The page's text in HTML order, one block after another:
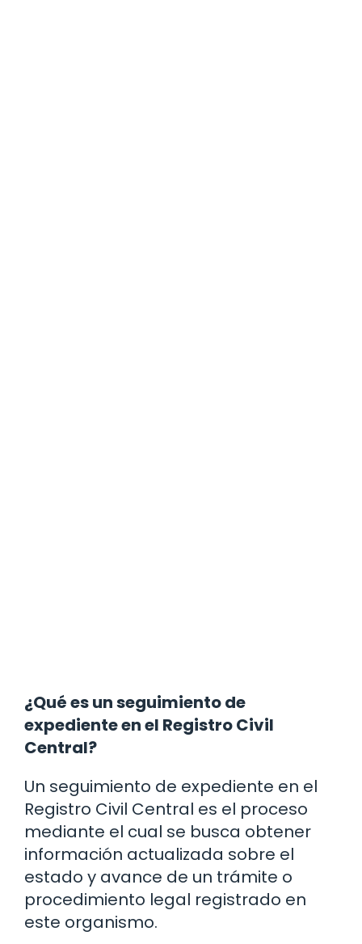
¿Qué es un seguimiento de
expediente en el Registro Civil
Central?
Un seguimiento de expediente en el
Registro Civil Central es el proceso
mediante el cual se busca obtener
información actualizada sobre el
estado y avance de un trámite o
procedimiento legal registrado en
este organismo.